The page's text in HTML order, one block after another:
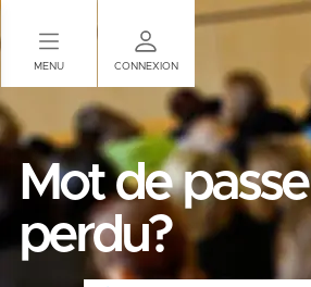
MENU CONNEXION
Mot de passe
perdu?
Panneau de gestion des cookies